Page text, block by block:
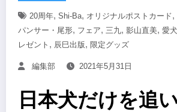
20周年, Shi-Ba, オリジナルポストカード,
パンサー・尾形, フェア, 三九, 影山直美, 愛
レゼント , 辰巳出版, 限定グッズ
編集部 2021年5月31日
日本犬だけを追